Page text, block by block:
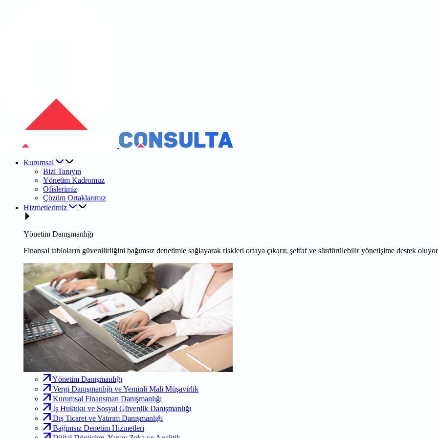
Kurumsal
Bizi Tanıyın
Yönetim Kadromuz
Ofislerimiz
Çözüm Ortaklarımız
Hizmetlerimiz
Yönetim Danışmanlığı
Finansal tabloların güvenilirliğini bağımsız denetimle sağlayarak riskleri ortaya çıkarır, şeffaf ve sürdürülebilir yönetişime destek
Yönetim Danışmanlığı
Vergi Danışmanlığı ve Yeminli Mali Müşavirlik
Kurumsal Finansman Danışmanlığı
İş Hukuku ve Sosyal Güvenlik Danışmanlığı
Dış Ticaret ve Yatırım Danışmanlığı
Bağımsız Denetim Hizmetleri